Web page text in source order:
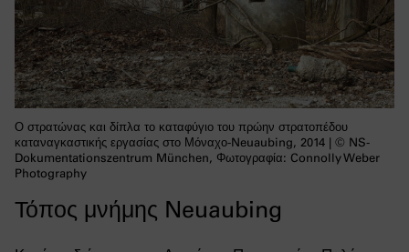
Τόπος μνήμης Neuaubing
Ο στρατώνας και δίπλα το καταφύγιο του πρώην στρατοπέδου
καταναγκαστικής εργασίας στο Μόναχο-Neuaubing, 2014 | © NS-
Dokumentationszentrum München, Φωτογραφία: Connolly Weber
Photography